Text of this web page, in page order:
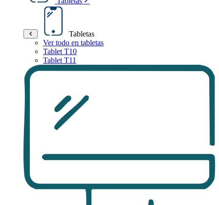
Tabletas
Ver todo en tabletas
Tablet T10
Tablet T11